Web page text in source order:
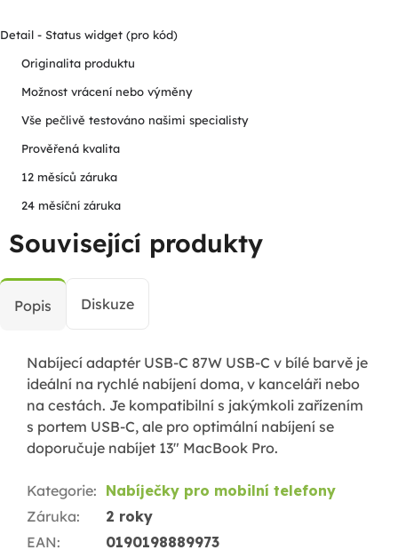
Detail - Status widget (pro kód)
Originalita produktu
Možnost vrácení nebo výměny
Vše pečlivě testováno našimi specialisty
Prověřená kvalita
12 měsíců záruka
24 měsíční záruka
Související produkty
Popis Diskuze
Nabíjecí adaptér USB-C 87W USB-C v bílé barvě je
ideální na rychlé nabíjení doma, v kanceláři nebo
na cestách. Je kompatibilní s jakýmkoli zařízením
s portem USB-C, ale pro optimální nabíjení se
doporučuje nabíjet 13" MacBook Pro.
Kategorie: Nabíječky pro mobilní telefony
Záruka:
2 roky
EAN:
0190198889973